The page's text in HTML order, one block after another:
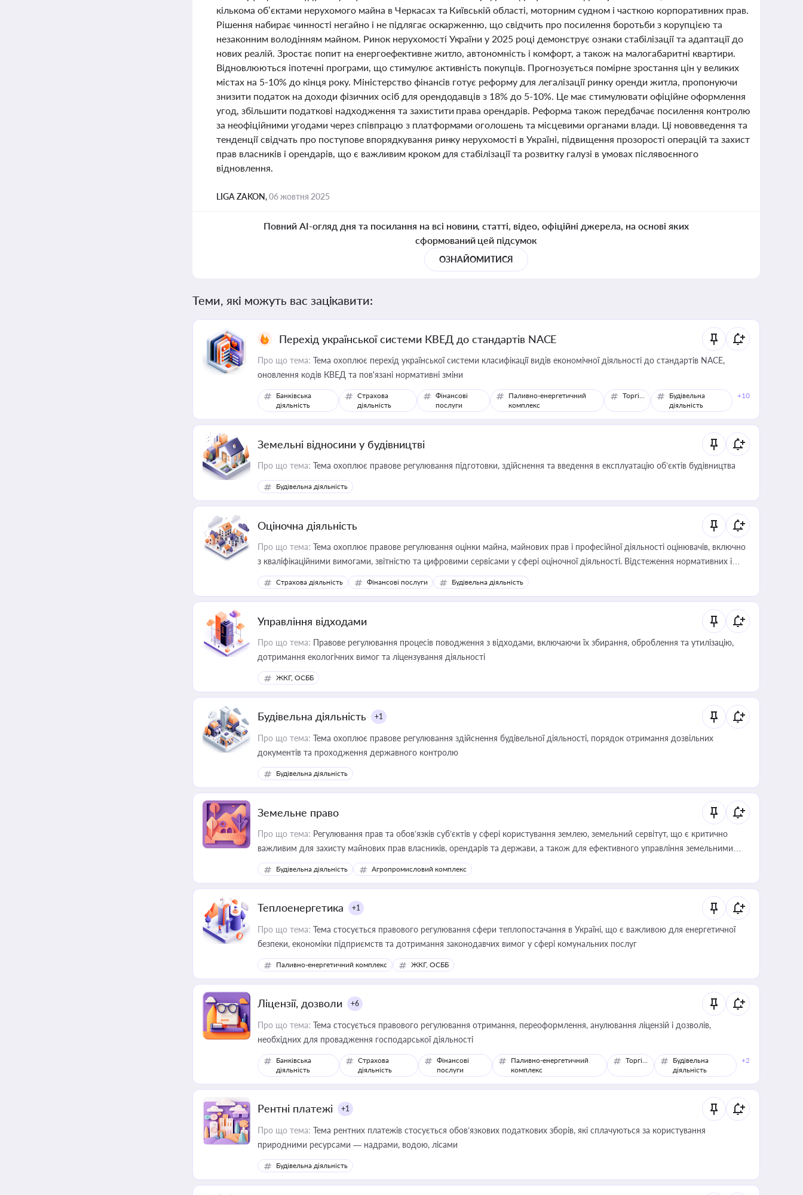
кількома об’єктами нерухомого майна в Черкасах та Київській області, моторним судном і часткою корпоративних прав.
Рішення набирає чинності негайно і не підлягає оскарженню, що свідчить про посилення боротьби з корупцією та
незаконним володінням майном. Ринок нерухомості України у 2025 році демонструє ознаки стабілізації та адаптації до
нових реалій. Зростає попит на енергоефективне житло, автономність і комфорт, а також на малогабаритні квартири.
Відновлюються іпотечні програми, що стимулює активність покупців. Прогнозується помірне зростання цін у великих
містах на 5-10% до кінця року. Міністерство фінансів готує реформу для легалізації ринку оренди житла, пропонуючи
знизити податок на доходи фізичних осіб для орендодавців з 18% до 5-10%. Це має стимулювати офіційне оформлення
угод, збільшити податкові надходження та захистити права орендарів. Реформа також передбачає посилення контролю
за неофіційними угодами через співпрацю з платформами оголошень та місцевими органами влади. Ці нововведення та
тенденції свідчать про поступове впорядкування ринку нерухомості в Україні, підвищення прозорості операцій та захист
прав власників і орендарів, що є важливим кроком для стабілізації та розвитку галузі в умовах післявоєнного
відновлення.
LIGA ZAKON,06 жовтня 2025
Повний AI-огляд дня та посилання на всі новини, статті, відео, офіційні джерела, на основі яких
сформований цей підсумок
ОЗНАЙОМИТИСЯ
Теми, які можуть вас зацікавити:
Перехід української системи КВЕД до стандартів NACE
Про що тема: Тема охоплює перехід української системи класифікації видів економічної діяльності до стандартів NACE,
оновлення кодів КВЕД та пов'язані нормативні зміни
Банківська
діяльність
Страхова
діяльність
Фінансові
послуги
Паливно-енергетичний
комплекс
Торгівля
Будівельна
діяльність
+10
Земельні відносини у будівництві
Про що тема: Тема охоплює правове регулювання підготовки, здійснення та введення в експлуатацію об’єктів будівництва
Будівельна діяльність
Оціночна діяльність
Про що тема: Тема охоплює правове регулювання оцінки майна, майнових прав і професійної діяльності оцінювачів, включно
з кваліфікаційними вимогами, звітністю та цифровими сервісами у сфері оціночної діяльності. Відстеження нормативних і
медійних змін у цій сфері корисне для власника бізнесу, керівника, юриста або бухгалтера під час оподаткування,
приватизації, оренди державного майна, корпоративних угод і перевірки статусу суб'єктів оціночної діяльності
Страхова діяльність Фінансові послуги Будівельна діяльність
Управління відходами
Про що тема: Правове регулювання процесів поводження з відходами, включаючи їх збирання, оброблення та утилізацію,
дотримання екологічних вимог та ліцензування діяльності
ЖКГ, ОСББ
Будівельна діяльність +1
Про що тема: Тема охоплює правове регулювання здійснення будівельної діяльності, порядок отримання дозвільних
документів та проходження державного контролю
Будівельна діяльність
Земельне право
Про що тема: Регулювання прав та обов’язків суб’єктів у сфері користування землею, земельний сервітут, що є критично
важливим для захисту майнових прав власників, орендарів та держави, а також для ефективного управління земельними
ресурсами
Будівельна діяльність Агропромисловий комплекс
Теплоенергетика +1
Про що тема: Тема стосується правового регулювання сфери теплопостачання в Україні, що є важливою для енергетичної
безпеки, економіки підприємств та дотримання законодавчих вимог у сфері комунальних послуг
Паливно-енергетичний комплекс ЖКГ, ОСББ
Ліцензії, дозволи +6
Про що тема: Тема стосується правового регулювання отримання, переоформлення, анулювання ліцензій і дозволів,
необхідних для провадження господарської діяльності
Банківська
діяльність
Страхова
діяльність
Фінансові
послуги
Паливно-енергетичний
комплекс
Торгівля
Будівельна
діяльність
+2
Рентні платежі +1
Про що тема: Тема рентних платежів стосується обов’язкових податкових зборів, які сплачуються за користування
природними ресурсами — надрами, водою, лісами
Будівельна діяльність